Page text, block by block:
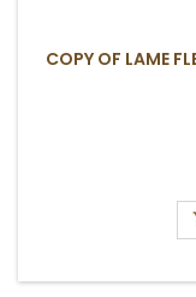
COPY OF LAME